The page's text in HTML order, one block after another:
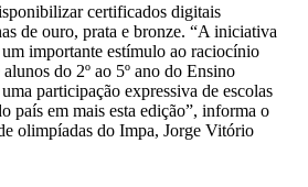
certificados digitais
de ouro, prata e bronze. “A iniciativa
importante estímulo ao raciocínio
do 2º ao 5º ano do Ensino
participação expressiva de escolas
país em mais esta edição”, informa o
olimpíadas do Impa, Jorge Vitório